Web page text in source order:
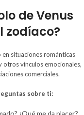
de Venus
zodíaco?
en situaciones románticas
otros vínculos emocionales,
comerciales.
sobre ti:
¿Qué me da placer?